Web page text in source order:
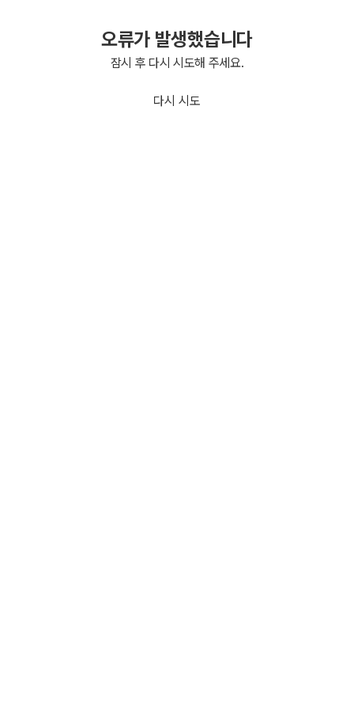
오류가 발생했습니다
잠시 후 다시 시도해 주세요.
다시 시도